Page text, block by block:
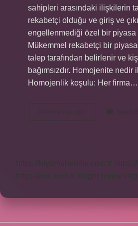
sahipleri arasındaki ilişkilerin
rekabetçi olduğu ve giriş ve
engellenmediği özel bir piyasa
Mükemmel rekabetçi bir
talep tarafından belirlenir ve
bağımsızdır. Homojenite nedir
Homojenlik koşulu: Her firma…